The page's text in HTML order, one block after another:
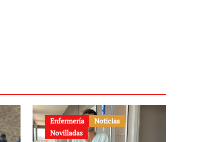
Enfermería
Noticias
Novilladas